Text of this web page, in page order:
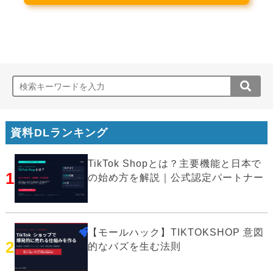
資料DLランキング
1
TikTok Shopとは？主要機能と日本で
の始め方を解説｜公式認定パートナー
2
【モールハック】TIKTOKSHOP 意図
的なバズを生む法則